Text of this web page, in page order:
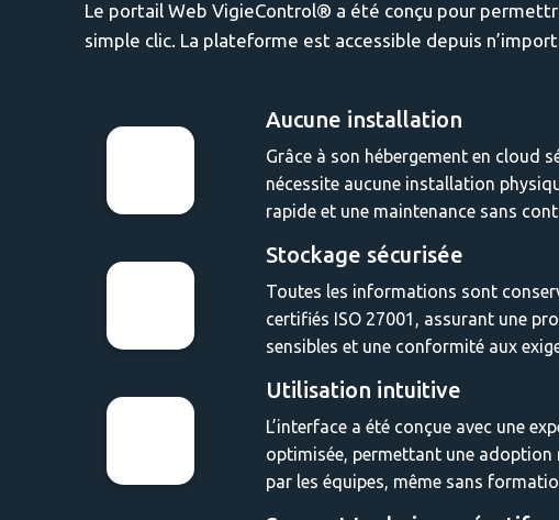
Le portail Web VigieControl® a été conçu pour
simple clic. La plateforme est accessible depuis
Aucune installation
Grâce à son hébergement en cloud
nécessite aucune installation
rapide et une maintenance sans
Stockage sécurisée
Toutes les informations sont
certifiés ISO 27001, assurant une
sensibles et une conformité aux
Utilisation intuitive
L’interface a été conçue avec une
optimisée, permettant une
par les équipes, même sans